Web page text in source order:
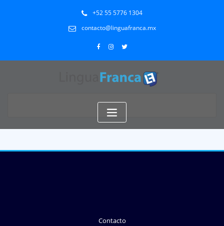
+52 55 5776 1304
contacto@linguafranca.mx
Contacto